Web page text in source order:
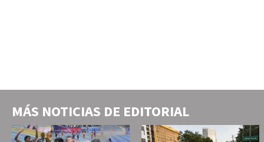
MÁS NOTICIAS DE EDITORIAL